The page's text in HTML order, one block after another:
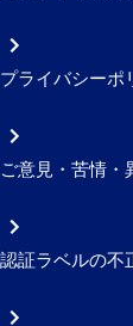
プライバシーポ
ご意見・苦情・
認証ラベルの不